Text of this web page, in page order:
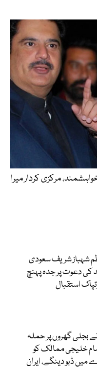
شہباز شریف سعودی
کی دعوت پر جدہ پہنچ
استقبال
بجلی گھروں پر حملہ
خلیجی ممالک کو
میں ڈبو دینگے، ایران
مرکزی کردار میرا